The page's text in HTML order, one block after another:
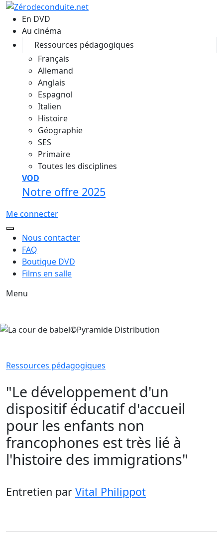
Aller au contenu principal
En DVD
Au cinéma
Ressources pédagogiques
Français
Allemand
Anglais
Espagnol
Italien
Histoire
Géographie
SES
Primaire
Toutes les disciplines
VOD
Notre offre 2025
Me connecter
Nous contacter
FAQ
Boutique DVD
Films en salle
Menu
Ressources pédagogiques
"Le développement d'un
dispositif éducatif d'accueil
pour les enfants non
francophones est très lié à
l'histoire des immigrations"
Entretien par Vital Philippot